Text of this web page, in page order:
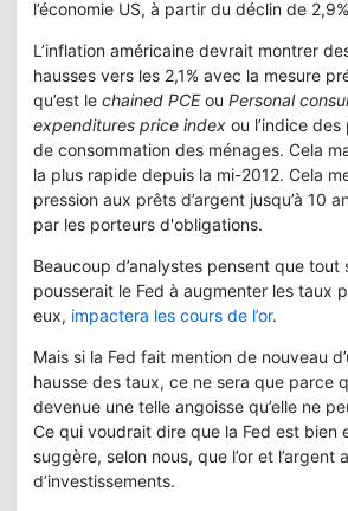
l’économie US, à partir du déclin de
L’inflation américaine devrait montrer
hausses vers les 2,1% avec la mesure
qu’est le chained PCEou Personal
expenditures price index ou l’indice
de consommation des ménages. Cela
la plus rapide depuis la mi-2012. Cela
pression aux prêts d’argent jusqu’à 10
par les porteurs d'obligations.
Beaucoup d’analystes pensent que tout
pousserait le Fed à augmenter les taux
eux, impactera les cours de l’or.
Mais si la Fed fait mention de nouveau
hausse des taux, ce ne sera que parce
devenue une telle angoisse qu’elle ne
Ce qui voudrait dire que la Fed est bien
suggère, selon nous, que l’or et l’argent
d’investissements.